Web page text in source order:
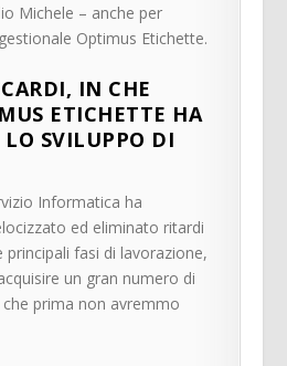
Michele – anche per
Optimus Etichette.
IN CHE
ETICHETTE HA
LO SVILUPPO DI
Informatica ha
ed eliminato ritardi
fasi di lavorazione,
un gran numero di
prima non avremmo